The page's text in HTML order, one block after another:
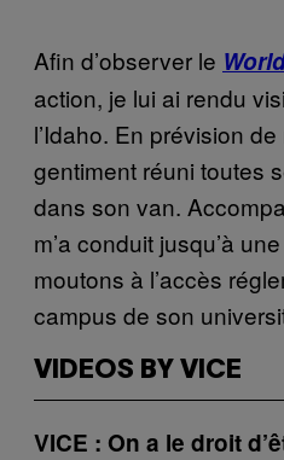
Afin d’observer le
action, je lui ai rendu
l’Idaho. En prévision
gentiment réuni toutes
dans son van.
m’a conduit jusqu’à
moutons à l’accès
campus de son
VIDEOS BY VICE
VICE : On a le droit